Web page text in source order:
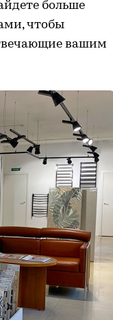
больше
чтобы
вашим